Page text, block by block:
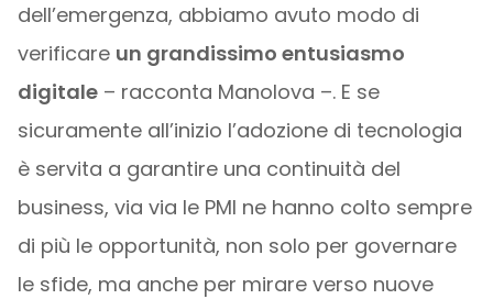
dell’emergenza, abbiamo avuto modo di
verificare un grandissimo entusiasmo
digitale– racconta Manolova –. E se
sicuramente all’inizio l’adozione di tecnologia
è servita a garantire una continuità del
business, via via le PMI ne hanno colto sempre
di più le opportunità, non solo per governare
le sfide, ma anche per mirare verso nuove